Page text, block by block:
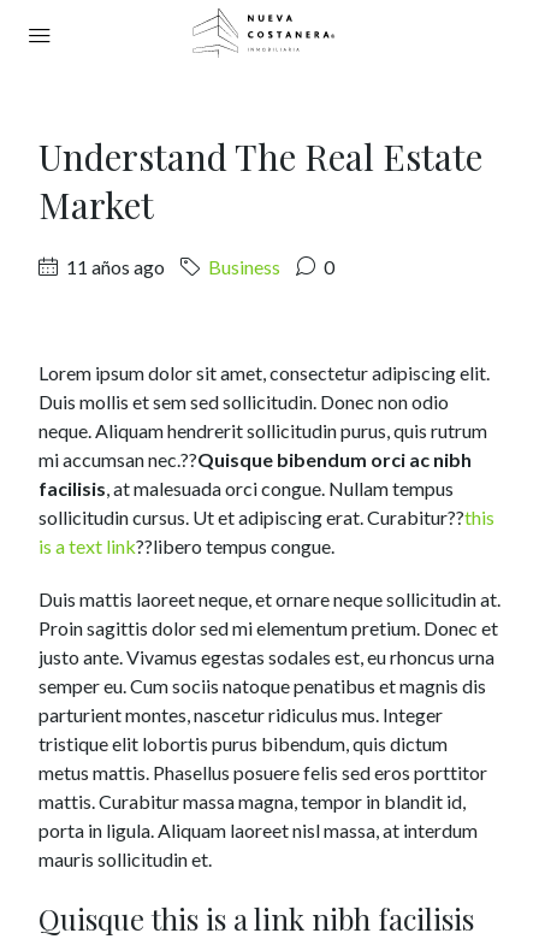
Understand The Real Estate
Market
11 años ago Business 0
Lorem ipsum dolor sit amet, consectetur adipiscing elit.
Duis mollis et sem sed sollicitudin. Donec non odio
neque. Aliquam hendrerit sollicitudin purus, quis rutrum
mi accumsan nec.??Quisque bibendum orci ac nibh
facilisis, at malesuada orci congue. Nullam tempus
sollicitudin cursus. Ut et adipiscing erat. Curabitur??this
is a text link??libero tempus congue.
Duis mattis laoreet neque, et ornare neque sollicitudin at.
Proin sagittis dolor sed mi elementum pretium. Donec et
justo ante. Vivamus egestas sodales est, eu rhoncus urna
semper eu. Cum sociis natoque penatibus et magnis dis
parturient montes, nascetur ridiculus mus. Integer
tristique elit lobortis purus bibendum, quis dictum
metus mattis. Phasellus posuere felis sed eros porttitor
mattis. Curabitur massa magna, tempor in blandit id,
porta in ligula. Aliquam laoreet nisl massa, at interdum
mauris sollicitudin et.
Quisque this is a link nibh facilisis